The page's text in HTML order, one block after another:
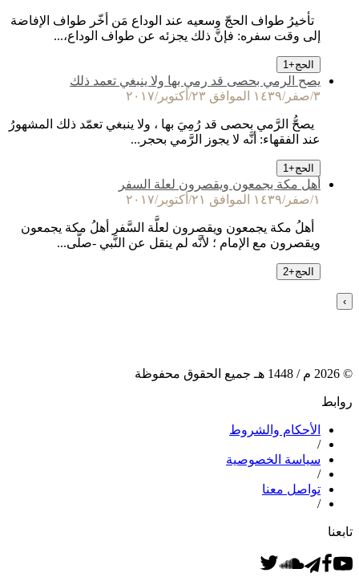
تأخيرُ طواف الحجّ وسعيه عند الوداع مَن أخّر طواف الإفاضة
إلى وقت سفره: فإنَّ ذلك يجزئه عن طواف الوداع،...
الحج+
1
يصح الرمي بحصى قد رمي بها ولا ينبغي تعمد ذلك
٣/صفر/١٤٣٩ الموافق ٢٣/أكتوبر/٢٠١٧
يصحُّ الرَّمي بحصى قد رُمِيَ بها ، ولا ينبغي تعمّد ذلك المشهورُ
عند الفقهاء: أنَّه لا يجوز الرَّمي بحجر...
الحج+
1
أهل مكة يجمعون ويقصرون لعلة السفر
١/صفر/١٤٣٩ الموافق ٢١/أكتوبر/٢٠١٧
أهلُ مكة يجمعون ويقصرون لعلَّة السَّفر أهلُ مكة يجمعون
ويقصرون مع الإمام ؛ لأنَّه لم ينقل عن النَّبي -صلَّى...
الحج+
2
›
©
2026 م / 1448 هـ جميع الحقوق محفوظة
روابط
الأحكام والشروط
/
سياسة الخصوصية
/
تواصل معنا
/
تابعنا